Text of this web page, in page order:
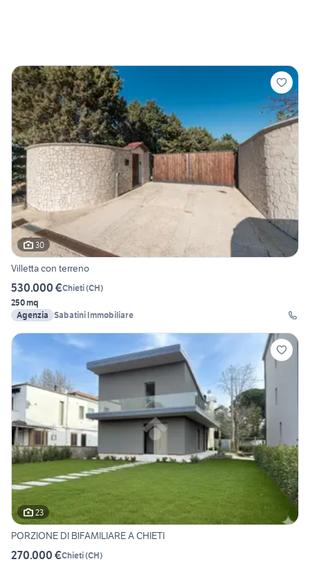
30
Villetta con terreno
530.000 €Chieti(CH)
250 mq
Agenzia Sabatini Immobiliare
23
PORZIONE DI BIFAMILIARE A CHIETI
270.000 €Chieti(CH)